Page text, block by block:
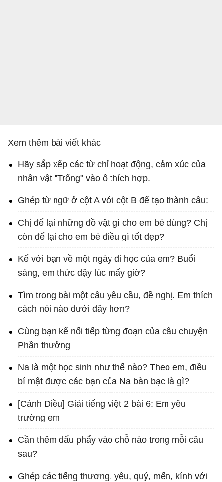
Xem thêm bài viết khác
Hãy sắp xếp các từ chỉ hoạt động, cảm xúc của
nhân vật "Trống" vào ô thích hợp.
Ghép từ ngữ ở cột A với cột B để tạo thành câu:
Chị để lại những đồ vật gì cho em bé dùng? Chị
còn để lại cho em bé điều gì tốt đẹp?
Kể với bạn về một ngày đi học của em? Buổi
sáng, em thức dậy lúc mấy giờ?
Tìm trong bài một câu yêu cầu, đề nghị. Em thích
cách nói nào dưới đây hơn?
Cùng bạn kể nối tiếp từng đoạn của câu chuyện
Phần thưởng
Na là một học sinh như thế nào? Theo em, điều
bí mật được các bạn của Na bàn bạc là gì?
[Cánh Diều] Giải tiếng việt 2 bài 6: Em yêu
trường em
Cần thêm dấu phẩy vào chỗ nào trong mỗi câu
sau?
Ghép các tiếng thương, yêu, quý, mến, kính với